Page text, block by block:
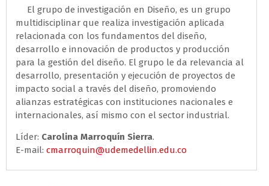
El grupo de investigación en Diseño, es un grupo
multidisciplinar que realiza investigación aplicada
relacionada con los fundamentos del diseño,
desarrollo e innovación de productos y producción
para la gestión del diseño. El grupo le da relevancia al
desarrollo, presentación y ejecución de proyectos de
impacto social a través del diseño, promoviendo
alianzas estratégicas con instituciones nacionales e
internacionales, así mismo con el sector industrial.
Líder: Carolina Marroquín Sierra.
E-mail: cmarroquin@udemedellin.edu.co